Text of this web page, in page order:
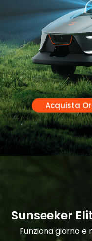
Trova il
Acquista
Acquista
Sunseeker
Funziona giorno e